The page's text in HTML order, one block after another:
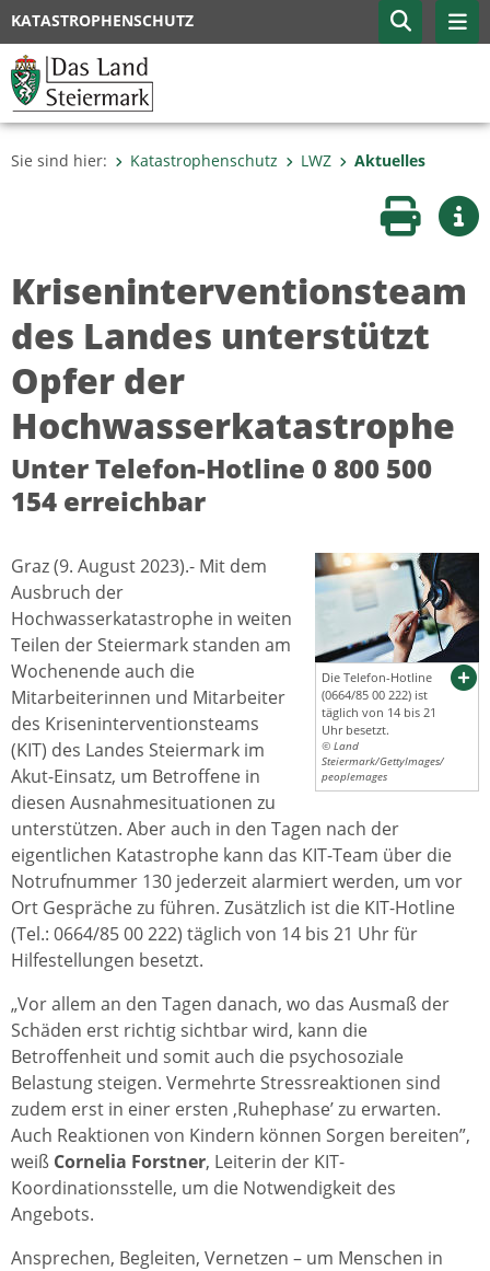
KATASTROPHENSCHUTZ
Sie sind hier: Katastrophenschutz LWZ Aktuelles
Seite
Kriseninterventionsteam
des Landes unterstützt
Opfer der
Hochwasserkatastrophe
Unter Telefon-Hotline 0 800 500
154 erreichbar
Die Telefon-Hotline
(0664/85 00 222) ist
täglich von 14 bis 21
Uhr besetzt.
© Land
Steiermark/GettyImages/
peoplemages
Graz (9. August 2023).- Mit dem
Ausbruch der
Hochwasserkatastrophe in weiten
Teilen der Steiermark standen am
Wochenende auch die
Mitarbeiterinnen und Mitarbeiter
des Kriseninterventionsteams
(KIT) des Landes Steiermark im
Akut-Einsatz, um Betroffene in
diesen Ausnahmesituationen zu
unterstützen. Aber auch in den Tagen nach der
eigentlichen Katastrophe kann das KIT-Team über die
Notrufnummer 130 jederzeit alarmiert werden, um vor
Ort Gespräche zu führen. Zusätzlich ist die KIT-Hotline
(Tel.: 0664/85 00 222) täglich von 14 bis 21 Uhr für
Hilfestellungen besetzt.
„Vor allem an den Tagen danach, wo das Ausmaß der
Schäden erst richtig sichtbar wird, kann die
Betroffenheit und somit auch die psychosoziale
Belastung steigen. Vermehrte Stressreaktionen sind
zudem erst in einer ersten ,Ruhephase’ zu erwarten.
Auch Reaktionen von Kindern können Sorgen bereiten”,
weiß Cornelia Forstner, Leiterin der KIT-
Koordinationsstelle, um die Notwendigkeit des
Angebots.
Ansprechen, Begleiten, Vernetzen – um Menschen in